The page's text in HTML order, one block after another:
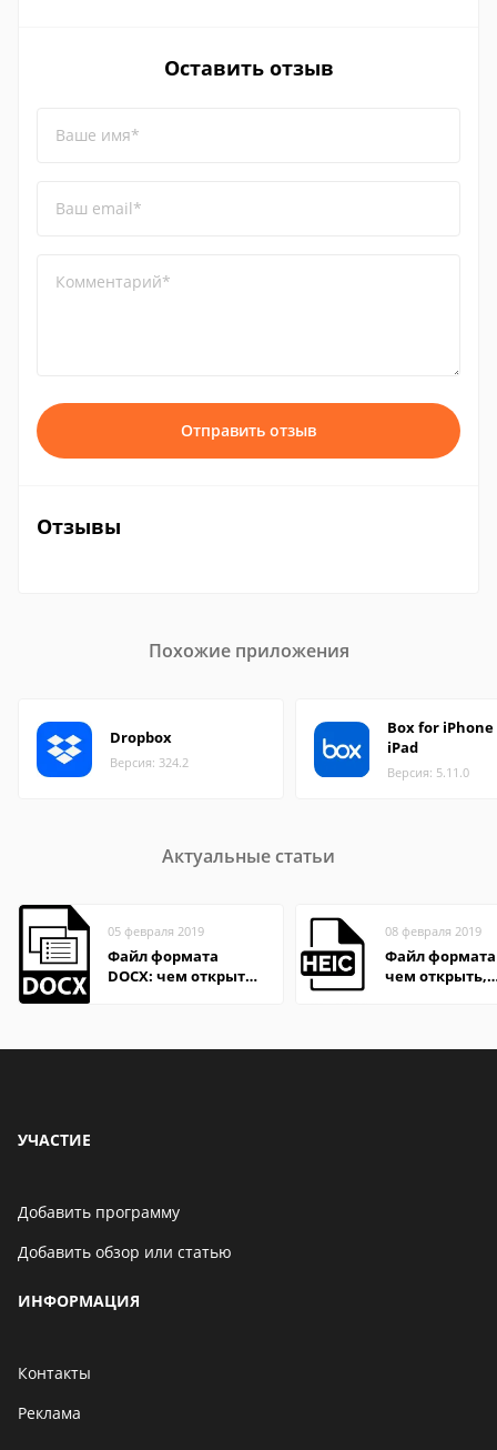
Оставить отзыв
Ваше имя*
Ваш email*
Комментарий*
Отправить отзыв
Отзывы
Похожие приложения
Dropbox
Версия: 324.2
Box for
iPad
Версия: 5.11.0
Актуальные статьи
05 февраля 2019
Файл формата
DOCX: чем открыть,
08 февраля 2019
Файл
чем открыть,
УЧАСТИЕ
Добавить программу
Добавить обзор или статью
ИНФОРМАЦИЯ
Контакты
Реклама